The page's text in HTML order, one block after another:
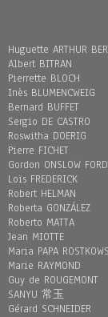
Huguette ARTHUR
Albert BITRAN
Pierrette BLOCH
Inès BLUMENCWEIG
Bernard BUFFET
Sergio DE CASTRO
Roswitha DOERIG
Pierre FICHET
Gordon ONSLOW FORD
Loïs FREDERICK
Robert HELMAN
Roberta GONZÁLEZ
Roberto MATTA
Jean MIOTTE
Maria PAPA
Marie RAYMOND
Guy de ROUGEMONT
SANYU 常玉
Gérard SCHNEIDER